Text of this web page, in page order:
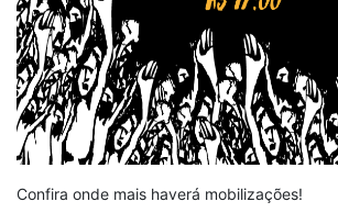
Confira onde mais haverá mobilizações!